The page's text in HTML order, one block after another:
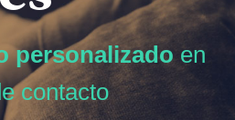
personalizado en
contacto